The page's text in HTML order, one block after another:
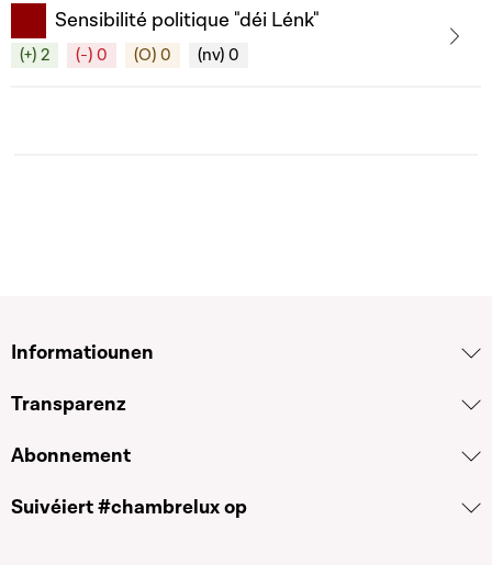
Sensibilité politique "déi Lénk"
(+) 2 (-) 0 (O) 0 (nv) 0
Informatiounen
Transparenz
Abonnement
Suivéiert #chambrelux op